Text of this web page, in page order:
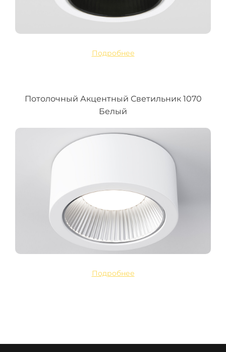
Подробнее
Потолочный Акцентный Светильник 1070
Белый
Подробнее